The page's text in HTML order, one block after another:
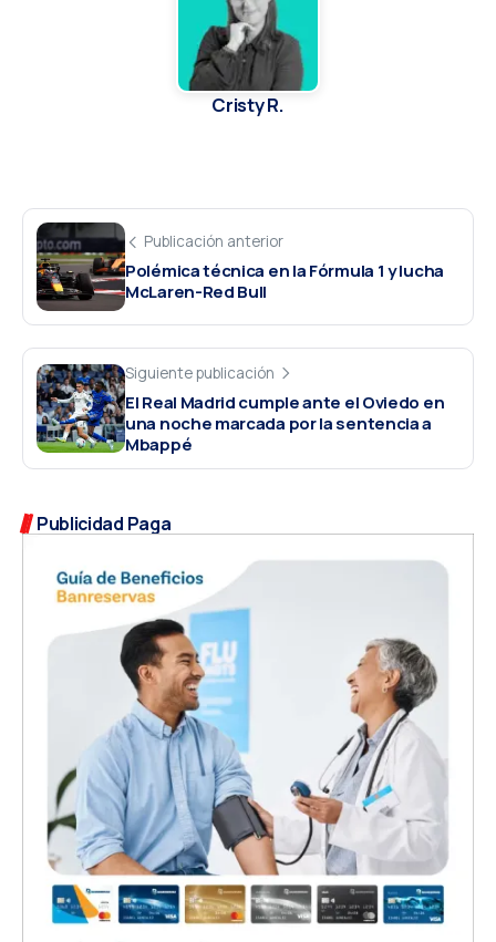
Cristy R.
Publicación anterior
Polémica técnica en la Fórmula 1 y lucha
McLaren-Red Bull
Siguiente publicación
El Real Madrid cumple ante el Oviedo en
una noche marcada por la sentencia a
Mbappé
Publicidad Paga